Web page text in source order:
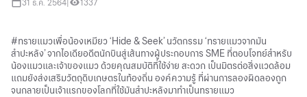
31 ธ.ค. 2564 1337
#ทรายแมวเพื่อน้องเหมียว ‘Hide & Seek’ นวัตกรรม ‘ทรายแมวจากมัน
สำปะหลัง’ จากไอเดียอดีตนักบินสู่เส้นทางผู้ประกอบการ SME ที่ตอบโจทย์สำหรับ
น้องแมวและเจ้าของแมว ด้วยคุณสมบัติที่ใช้ง่าย สะดวก เป็นมิตรต่อสิ่งแวดล้อม
แถมยังส่งเสริมวัตถุดิบเกษตรในท้องถิ่น องค์ความรู้ ที่ผ่านการลองผิดลองถูก
จนกลายเป็นเจ้าแรกของโลกที่ใช้มันสำปะหลังมาทำเป็นทรายแมว